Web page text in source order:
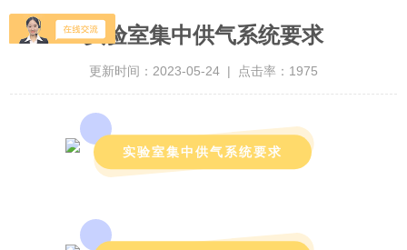
实验室集中供气系统要求
更新时间：2023-05-24 | 点击率：1975
实验室集中供气系统要求